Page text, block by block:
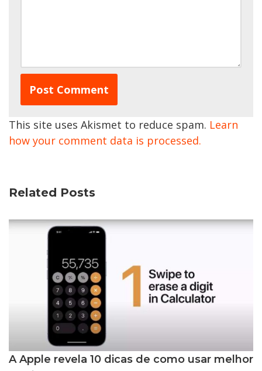
This site uses Akismet to reduce spam. Learn
how your comment data is processed.
Related Posts
A Apple revela 10 dicas de como usar melhor